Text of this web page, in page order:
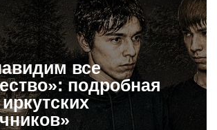
все
подробная